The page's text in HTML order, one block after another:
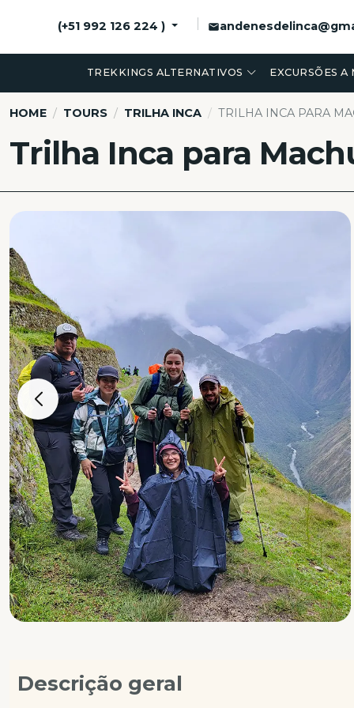
(+51 992 126 224 )
TREKKINGS ALTERNATIVOS EXCURSÕES A
HOME TOURS TRILHA INCA TRILHA INCA PARA
Trilha Inca para
Descrição geral